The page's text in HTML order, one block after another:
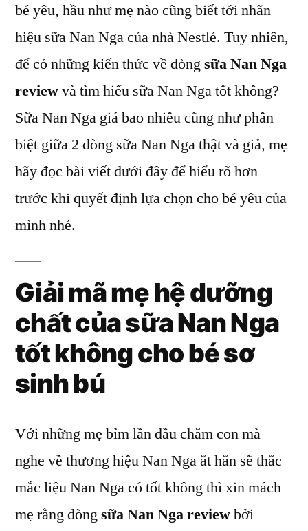
tất
tần
tật
sữa
công
mẹ
bé yêu, hầu như mẹ nào cũng biết tới nhãn
hiệu sữa Nan Nga của nhà Nestlé. Tuy nhiên,
để có những kiến thức về dòngsữa Nan Nga
reviewvà tìm hiểu sữa Nan Nga tốt không?
Sữa Nan Nga giá bao nhiêu cũng như phân
biệt giữa 2 dòng sữa Nan Nga thật và giả, mẹ
hãy đọc bài viết dưới đây để hiểu rõ hơn
trước khi quyết định lựa chọn cho bé yêu của
mình nhé.
Giải mã mẹ hệ dưỡng
chất củasữa Nan Nga
tốt khôngcho bé sơ
sinh bú
Với những mẹ bỉm lần đầu chăm con mà
nghe về thương hiệu Nan Nga ắt hẳn sẽ thắc
mắc liệu Nan Nga có tốt không thì xin mách
mẹ rằng dòngsữa Nan Nga reviewbởi